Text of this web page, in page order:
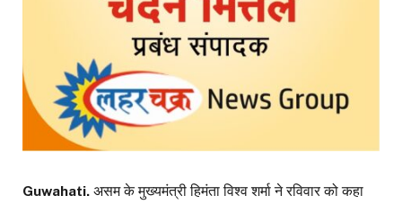
Guwahati. असम के मुख्यमंत्री हिमंता विश्व शर्मा ने रविवार को कहा